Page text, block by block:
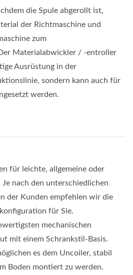
die Spule abgerollt ist,
der Richtmaschine und
zum
Materialabwickler / -entroller
Ausrüstung in der
sondern kann auch für
werden.
für leichte, allgemeine oder
nach den unterschiedlichen
der Kunden empfehlen wir die
für Sie.
mechanischen
mit einem Schrankstil-Basis.
es dem Uncoiler, stabil
Boden montiert zu werden.